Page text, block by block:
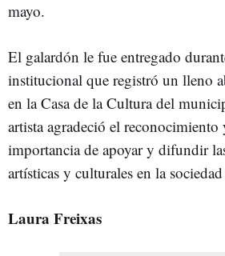
mayo.
El galardón le fue entregado
institucional que registró un lleno
en la Casa de la Cultura del
artista agradeció el reconocimiento
importancia de apoyar y difundir
artísticas y culturales en la
Laura Freixas